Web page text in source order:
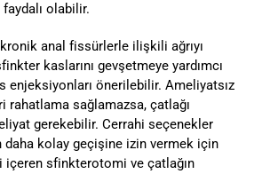
olabilir.
anal fissürlerle ilişkili ağrıyı
kaslarını gevşetmeye yardımcı
enjeksiyonları önerilebilir. Ameliyatsız
rahatlama sağlamazsa, çatlağı
gerekebilir. Cerrahi seçenekler
daha kolay geçişine izin vermek için
içeren sfinkterotomi ve çatlağın